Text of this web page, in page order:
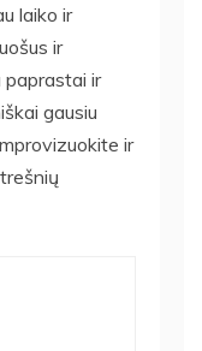
laiko ir
ir
ir
gausiu
ir